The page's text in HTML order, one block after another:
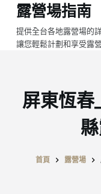
跳
至
主
露營場指南
提供全台各地露營場的
讓您輕鬆計劃和享受露
屏東恆春
首頁 露營場